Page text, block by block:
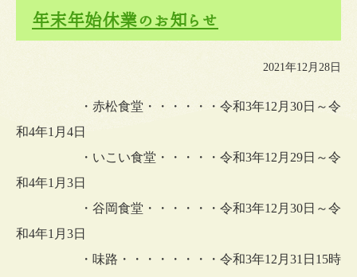
年末年始休業のお知らせ
2021年12月28日
・赤松食堂・・・・・・令和3年12月30日～令
和4年1月4日
・いこい食堂・・・・・令和3年12月29日～令
和4年1月3日
・谷岡食堂・・・・・・令和3年12月30日～令
和4年1月3日
・味路・・・・・・・・令和3年12月31日15時